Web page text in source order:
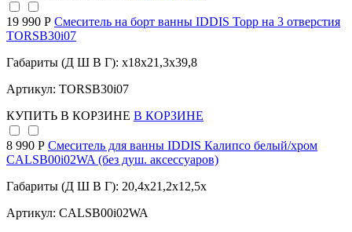
19 990 Р Смеситель на борт ванны IDDIS Торр на 3 отверстия
TORSB30i07
Габариты (Д Ш В Г): x18x21,3x39,8
Артикул: TORSB30i07
КУПИТЬ В КОРЗИНЕ В КОРЗИНЕ
8 990 Р Смеситель для ванны IDDIS Калипсо белый/хром
CALSB00i02WA (без душ. аксессуаров)
Габариты (Д Ш В Г): 20,4x21,2x12,5x
Артикул: CALSB00i02WA